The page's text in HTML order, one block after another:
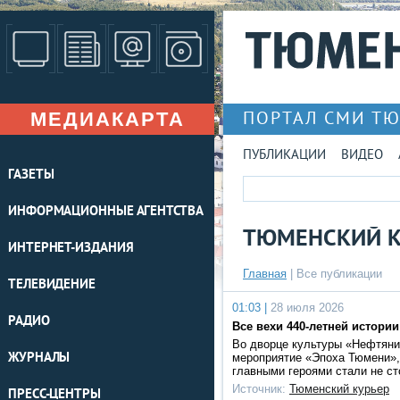
МЕДИАКАРТА
ГАЗЕТЫ
ИНФОРМАЦИОННЫЕ АГЕНТСТВА
ИНТЕРНЕТ-ИЗДАНИЯ
ТЕЛЕВИДЕНИЕ
РАДИО
ЖУРНАЛЫ
ПРЕСС-ЦЕНТРЫ
ПОРТАЛ СМИ
ПУБЛИКАЦИИ ВИДЕО
ТЮМЕНСКИЙ
Главная Все публикации
01:03 |
28 июля 2026
Все вехи 440-летней истории
Во дворце культуры
мероприятие «Эпоха
главными героями стали не
Источник: Тюменский курьер